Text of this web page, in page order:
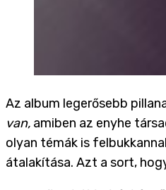
Az album legerősebb
van, amiben az enyhe
olyan témák is
átalakítása. Azt a sort,